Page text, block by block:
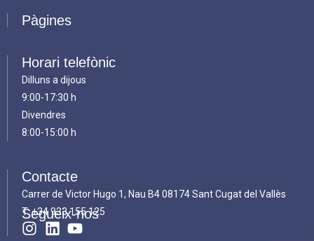
Pàgines
Horari telefònic
Dilluns a dijous
9:00-17:30 h
Divendres
8:00-15:00 h
Contacte
Carrer de Victor Hugo 1, Nau B4 08174 Sant Cugat del Vallès
T.+34 933 155 125
Segueix-nos